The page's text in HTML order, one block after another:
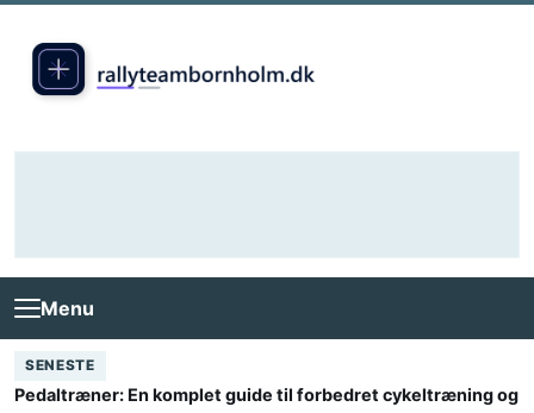
Menu
SENESTE
Pedaltræner: En komplet guide til forbedret cykeltræning og